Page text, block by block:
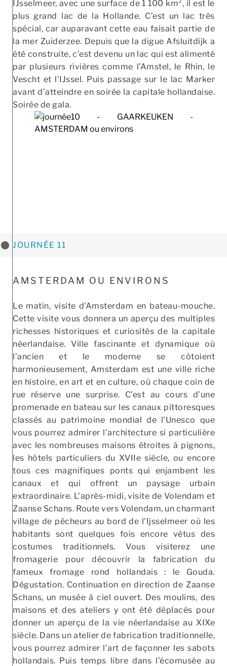
IJsselmeer, avec une surface de 1 100 km², il est le
plus grand lac de la Hollande. C’est un lac très
spécial, car auparavant cette eau faisait partie de
la mer Zuiderzee. Depuis que la digue Afsluitdijk a
été construite, c’est devenu un lac qui est alimenté
par plusieurs rivières comme l’Amstel, le Rhin, le
Vescht et l’IJssel. Puis passage sur le lac Marker
avant d’atteindre en soirée la capitale hollandaise.
Soirée de gala.
JOURNÉE 11
AMSTERDAM OU ENVIRONS
Le matin, visite d'Amsterdam en bateau-mouche.
Cette visite vous donnera un aperçu des multiples
richesses historiques et curiosités de la capitale
néerlandaise. Ville fascinante et dynamique où
l’ancien et le moderne se côtoient
harmonieusement, Amsterdam est une ville riche
en histoire, en art et en culture, où chaque coin de
rue réserve une surprise. C’est au cours d’une
promenade en bateau sur les canaux pittoresques
classés au patrimoine mondial de l’Unesco que
vous pourrez admirer l’architecture si particulière
avec les nombreuses maisons étroites à pignons,
les hôtels particuliers du XVIIe siècle, ou encore
tous ces magnifiques ponts qui enjambent les
canaux et qui offrent un paysage urbain
extraordinaire. L’après-midi, visite de Volendam et
Zaanse Schans. Route vers Volendam, un charmant
village de pêcheurs au bord de l'Ijsselmeer où les
habitants sont quelques fois encore vêtus des
costumes traditionnels. Vous visiterez une
fromagerie pour découvrir la fabrication du
fameux fromage rond hollandais : le Gouda.
Dégustation. Continuation en direction de Zaanse
Schans, un musée à ciel ouvert. Des moulins, des
maisons et des ateliers y ont été déplacés pour
donner un aperçu de la vie néerlandaise au XIXe
siècle. Dans un atelier de fabrication traditionnelle,
vous pourrez admirer l’art de façonner les sabots
hollandais. Puis temps libre dans l’écomusée au